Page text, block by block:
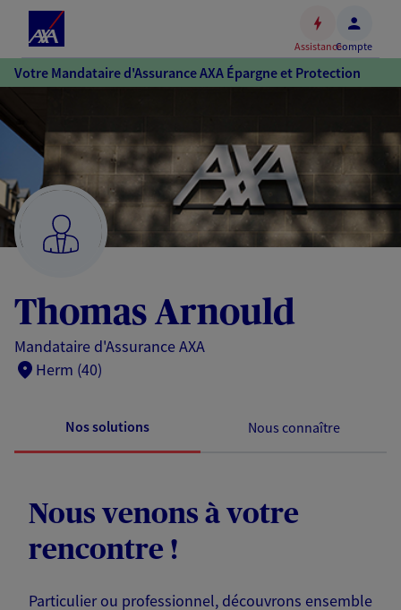
Accéder
au
Accéder
au
pied
de
page
AssistanceCompte
Votre Mandataire d'Assurance AXA Épargne et Protection
Thomas Arnould
Mandataire d'Assurance AXA
Herm (40)
Nos solutions Nous connaître
Nous venons à votre
rencontre !
Particulier ou professionnel, découvrons ensemble